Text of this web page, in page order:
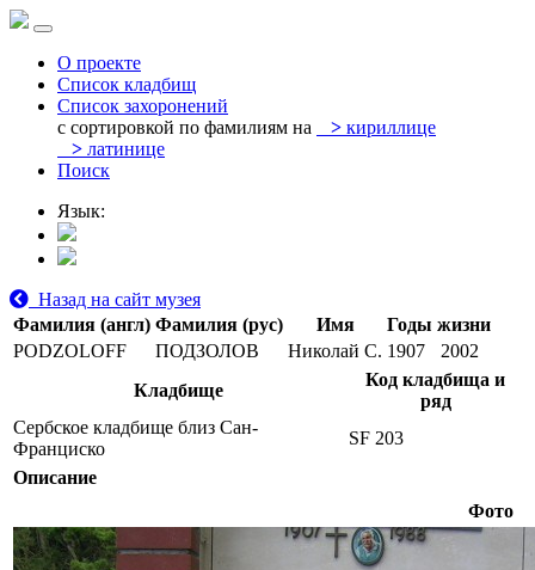
О проекте
Список кладбищ
Список захоронений
с сортировкой по фамилиям на
> кириллице
> латинице
Поиск
Язык:
Назад на сайт музея
Фамилия (англ) Фамилия (рус) Имя
Годы жизни
PODZOLOFF
ПОДЗОЛОВ Николай С. 1907
2002
Кладбище
Код кладбища и
ряд
Сербское кладбище близ Сан-
Франциско
SF 203
Описание
Фото